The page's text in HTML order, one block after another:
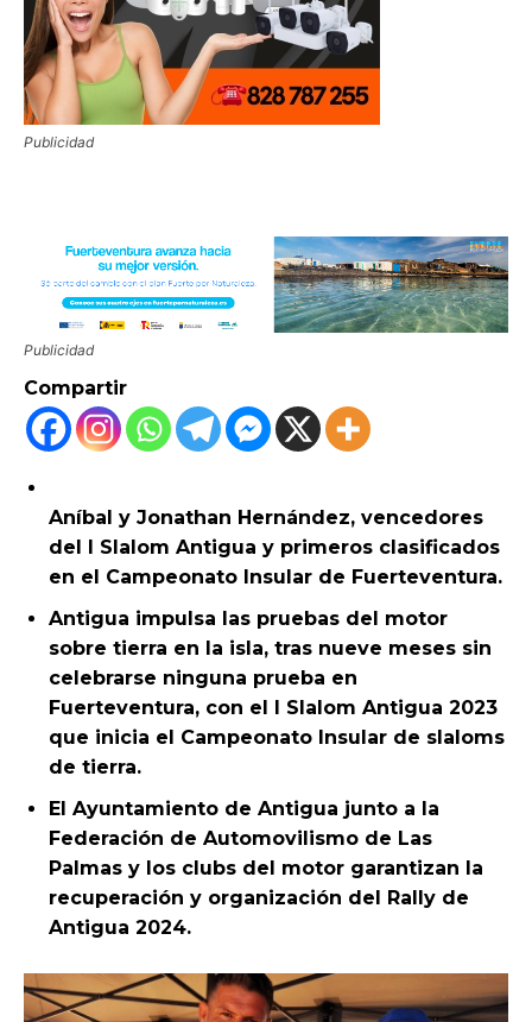
Publicidad
Publicidad
Compartir
Aníbal y Jonathan Hernández, vencedores
del I Slalom Antigua y primeros clasificados
en el Campeonato Insular de Fuerteventura.
Antigua impulsa las pruebas del motor
sobre tierra en la isla, tras nueve meses sin
celebrarse ninguna prueba en
Fuerteventura, con el I Slalom Antigua 2023
que inicia el Campeonato Insular de slaloms
de tierra.
El Ayuntamiento de Antigua junto a la
Federación de Automovilismo de Las
Palmas y los clubs del motor garantizan la
recuperación y organización del Rally de
Antigua 2024.